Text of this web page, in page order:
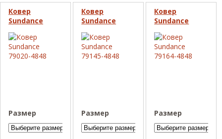
Ковер
Sundance
Размер
Ковер
Sundance
Размер
Ковер
Sundance
Размер